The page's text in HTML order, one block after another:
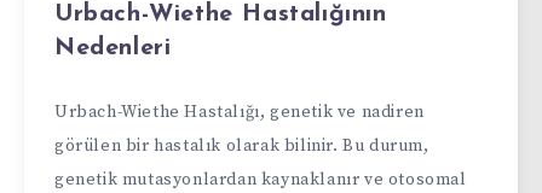
Urbach-Wiethe Hastalığının
Nedenleri
Urbach-Wiethe Hastalığı, genetik ve nadiren
görülen bir hastalık olarak bilinir. Bu durum,
genetik mutasyonlardan kaynaklanır ve otosomal